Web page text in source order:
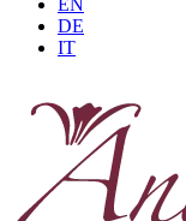
EN
DE
IT